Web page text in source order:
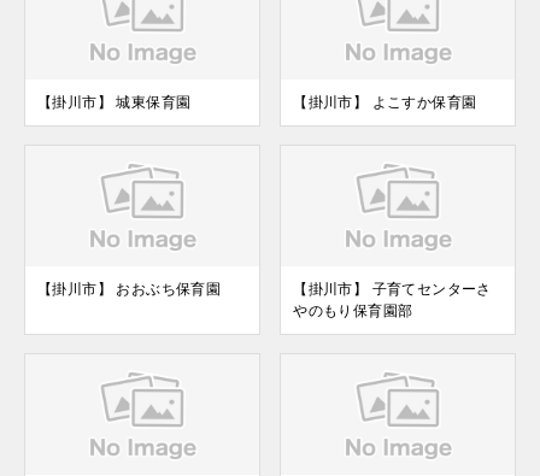
【掛川市】 城東保育園 【掛川市】 よこすか保育園
【掛川市】 おおぶち保育園
【掛川市】 子育てセンターさ
やのもり保育園部